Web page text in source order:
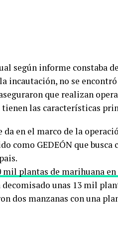
según informe constaba
incautación, no se
que realizan
las características
en el marco de la
como GEDEÓN que
plantas de marihuana en
decomisado unas 13 mil
dos manzanas con una